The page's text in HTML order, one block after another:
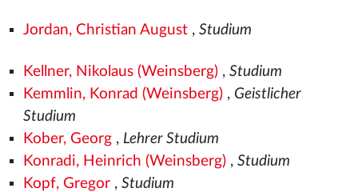
Jordan, Christian August, Studium
Kellner, Nikolaus (Weinsberg), Studium
Kemmlin, Konrad (Weinsberg), Geistlicher
Studium
Kober, Georg, Lehrer Studium
Konradi, Heinrich (Weinsberg), Studium
Kopf, Gregor, Studium